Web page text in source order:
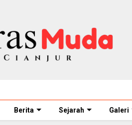
Berita Sejarah Galeri